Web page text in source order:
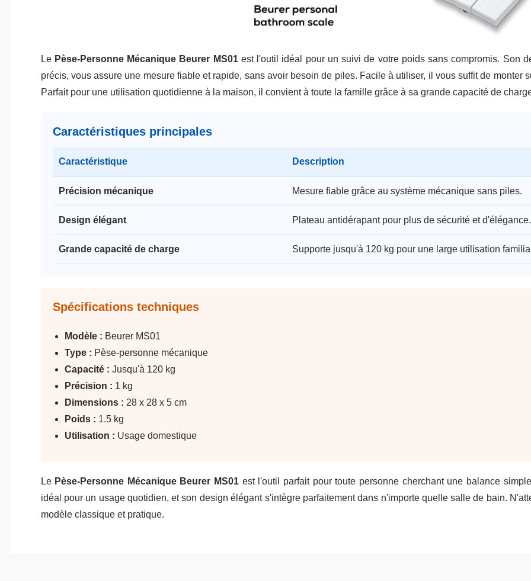
Le Pèse-Personne Mécanique Beurer MS01est l'outil idéal pour un suivi de votre poids sans compromis. Son
précis, vous assure une mesure fiable et rapide, sans avoir besoin de piles. Facile à utiliser, il vous suffit de monter
Parfait pour une utilisation quotidienne à la maison, il convient à toute la famille grâce à sa grande capacité de
Caractéristiques principales
Caractéristique Description
Précision mécanique Mesure fiable grâce au système mécanique sans piles.
Design élégant Plateau antidérapant pour plus de sécurité et d'élégance.
Grande capacité de charge Supporte jusqu'à 120 kg pour une large utilisation
Spécifications techniques
Modèle : Beurer MS01
Type : Pèse-personne mécanique
Capacité : Jusqu'à 120 kg
Précision : 1 kg
Dimensions : 28 x 28 x 5 cm
Poids : 1.5 kg
Utilisation : Usage domestique
Le Pèse-Personne Mécanique Beurer MS01 est l'outil parfait pour toute personne cherchant une balance
idéal pour un usage quotidien, et son design élégant s'intègre parfaitement dans n'importe quelle salle de bain.
modèle classique et pratique.